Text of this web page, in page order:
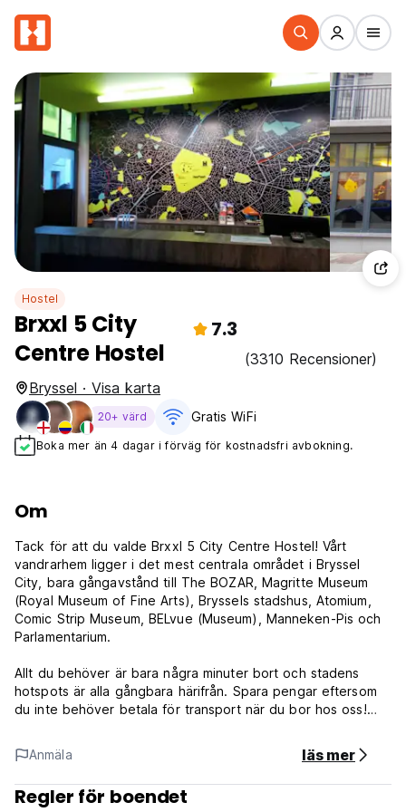
Hostel
Brxxl 5 City
Centre Hostel
7.3
(3310 Recensioner)
Bryssel · Visa karta
20+ värd Gratis WiFi
Boka mer än 4 dagar i förväg för kostnadsfri avbokning.
Om
Tack för att du valde Brxxl 5 City Centre Hostel! Vårt
vandrarhem ligger i det mest centrala området i Bryssel
City, bara gångavstånd till The BOZAR, Magritte Museum
(Royal Museum of Fine Arts), Bryssels stadshus, Atomium,
Comic Strip Museum, BELvue (Museum), Manneken-Pis och
Parlamentarium.
Allt du behöver är bara några minuter bort och stadens
hotspots är alla gångbara härifrån. Spara pengar eftersom
du inte behöver betala för transport när du bor hos oss!
generös gästfrihet. Vi hjälper dig också gärna med dina
dagsutflykter, pekar ut stadens höjdpunkter och hjälper dig
att hitta rätt i Bryssel.
Anmäla läs mer
Regler för boendet